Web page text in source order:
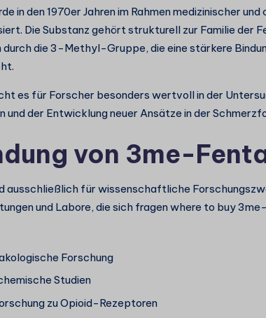
in den 1970er Jahren im Rahmen medizinischer
Die Substanz gehört strukturell zur Familie der
die 3-Methyl-Gruppe, die eine stärkere
es für Forscher besonders wertvoll in der
und der Entwicklung neuer Ansätze in der
von 3me-
ausschließlich für wissenschaftliche
und Labore, die sich fragen where to buy
Forschung
Studien
zu Opioid-Rezeptoren